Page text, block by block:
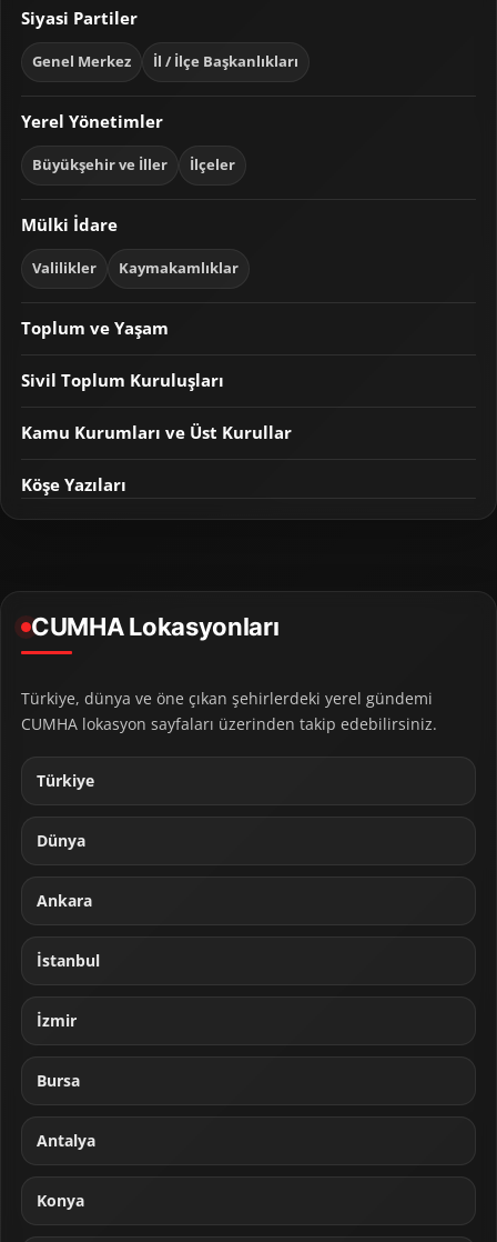
Siyasi Partiler
Genel Merkez İl / İlçe Başkanlıkları
Yerel Yönetimler
Büyükşehir ve İller İlçeler
Mülki İdare
Valilikler Kaymakamlıklar
Toplum ve Yaşam
Sivil Toplum Kuruluşları
Kamu Kurumları ve Üst Kurullar
Köşe Yazıları
CUMHA Lokasyonları
Türkiye, dünya ve öne çıkan şehirlerdeki yerel gündemi
CUMHA lokasyon sayfaları üzerinden takip edebilirsiniz.
Türkiye
Dünya
Ankara
İstanbul
İzmir
Bursa
Antalya
Konya